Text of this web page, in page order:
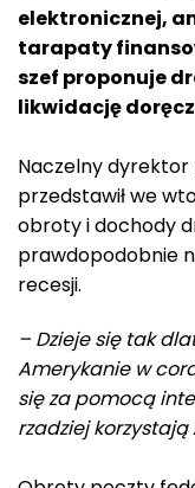
elektronicznej,
tarapaty
szef proponuje
likwidację
Naczelny
przedstawił we
obroty i dochody
prawdopodobnie
recesji.
– Dzieje się tak
Amerykanie w
się za pomocą
rzadziej korzystają